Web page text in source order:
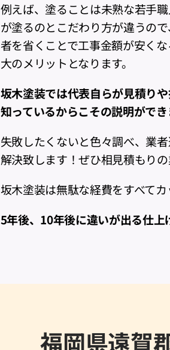
例えば、塗ることは未熟な若手
が塗るのとこだわり方が違うの
者を省くことで工事金額が安く
大のメリットとなります。
坂木塗装では代表自らが見積り
知っているからこその説明ができ
失敗したくないと色々調べ、業
解決致します！ぜひ相見積もり
坂木塗装は無駄な経費をすべて
5年後、10年後に違いが出る仕上
福岡県遠賀